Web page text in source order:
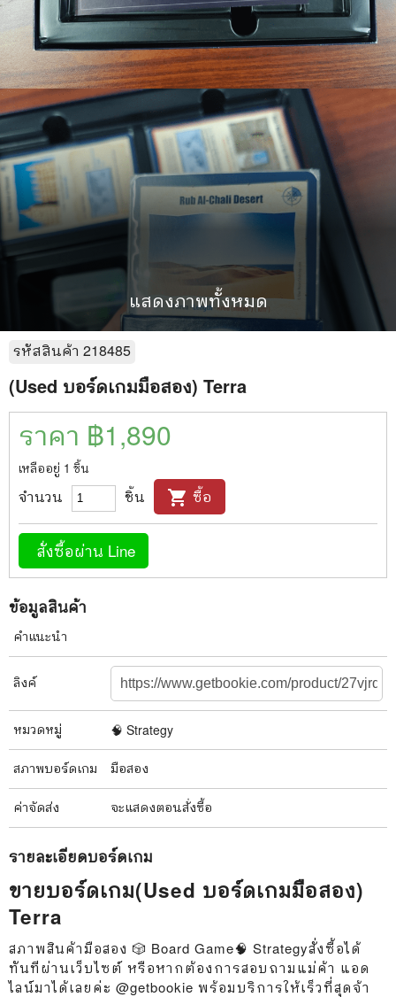
แสดงภาพทั้งหมด
รหัสสินค้า 218485
(Used บอร์ดเกมมือสอง) Terra
ราคา ฿1,890
เหลืออยู่ 1 ชิ้น
จำนวน ชิ้น shopping_cart ซื้อ
สั่งซื้อผ่าน Line
ข้อมูลสินค้า
คำแนะนำ
ลิงค์
หมวดหมู่ 🧠 Strategy
สภาพบอร์ดเกม มือสอง
ค่าจัดส่ง จะแสดงตอนสั่งซื้อ
รายละเอียดบอร์ดเกม
ขายบอร์ดเกม(Used บอร์ดเกมมือสอง)
Terra
สภาพสินค้ามือสอง 🎲 Board Game🧠 Strategyสั่งซื้อได้
ทันทีผ่านเว็บไซต์ หรือหากต้องการสอบถามแม่ค้า แอด
ไลน์มาได้เลยค่ะ @getbookie พร้อมบริการให้เร็วที่สุดจ้า